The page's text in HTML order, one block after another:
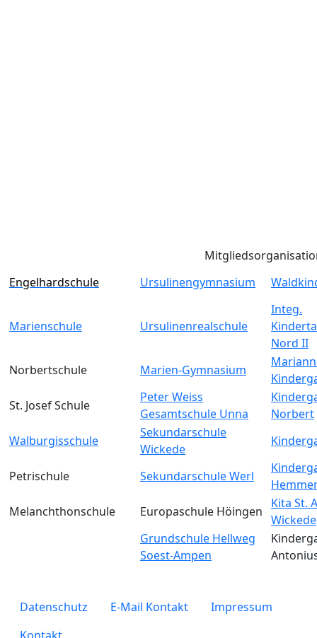
Engelhardschule
Ursulinengymnasium
Marienschule Ursulinenrealschule
Integ.
Nord II
Norbertschule
Marien-Gymnasium
St. Josef Schule
Peter Weiss
Gesamtschule Unna
Norbert
Walburgisschule
Sekundarschule
Wickede
Petrischule Sekundarschule Werl
Melanchthonschule
Europaschule Höingen
Kita St.
Wickede
Grundschule Hellweg
Soest-Ampen
legals
Datenschutz E-Mail Kontakt
Impressum